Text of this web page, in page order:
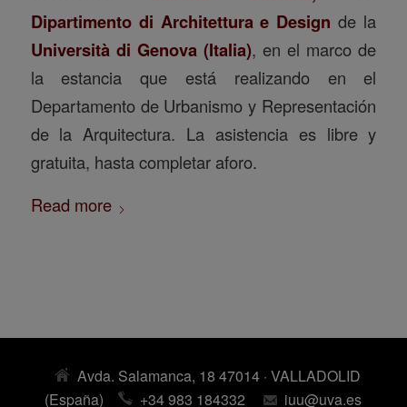
Dipartimento di Architettura e Design de la
Università di Genova (Italia), en el marco de
la estancia que está realizando en el
Departamento de Urbanismo y Representación
de la Arquitectura. La asistencia es libre y
gratuita, hasta completar aforo.
Read more
Avda. Salamanca, 18 47014 · VALLADOLID
(España)
+34 983 184332 iuu@uva.es